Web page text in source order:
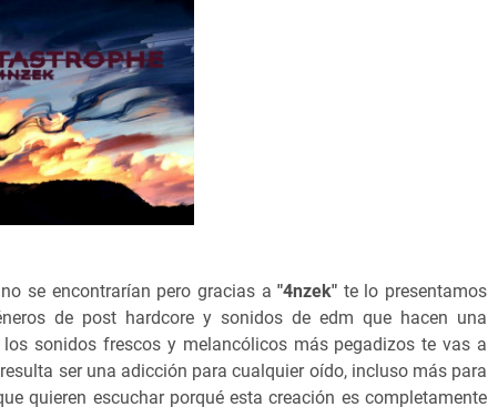
se encontrarían pero gracias a"4nzek" te lo presentamos
de post hardcore y sonidos de edm que hacen una
sonidos frescos y melancólicos más pegadizos te vas a
ser una adicción para cualquier oído, incluso más para
quieren escuchar porqué esta creación es completamente